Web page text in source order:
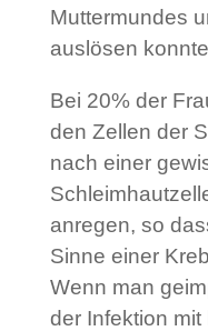
Muttermundes
auslösen
Bei 20% der
den Zellen der
nach einer
anregen, so
Sinne einer
Wenn man
der Infektion